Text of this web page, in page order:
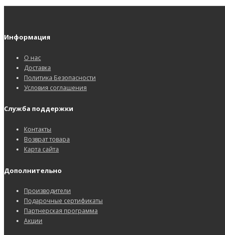
Информация
О нас
Доставка
Политика Безопасности
Условия соглашения
Служба поддержки
Контакты
Возврат товара
Карта сайта
Дополнительно
Производители
Подарочные сертификаты
Партнерская программа
Акции